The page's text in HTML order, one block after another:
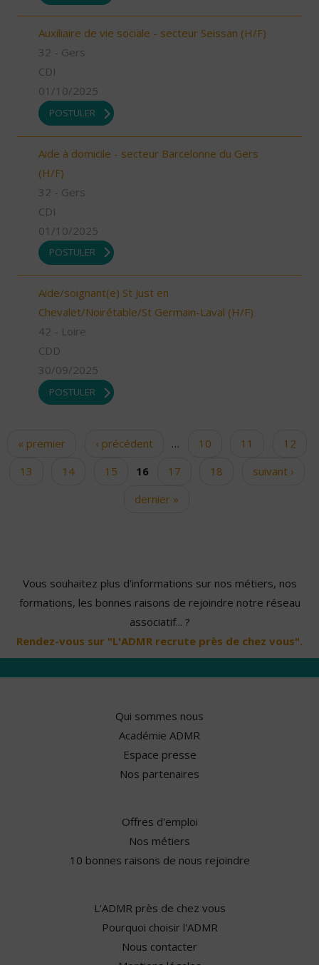
Auxiliaire de vie sociale - secteur Seissan (H/F)
32 - Gers
CDI
01/10/2025
POSTULER
Aide à domicile - secteur Barcelonne du Gers
(H/F)
32 - Gers
CDI
01/10/2025
POSTULER
Aide/soignant(e) St Just en
Chevalet/Noirétable/St Germain-Laval (H/F)
42 - Loire
CDD
30/09/2025
POSTULER
Pages
« premier ‹ précédent … 10 11
12
13
14 15 16 17 18
suivant ›
dernier »
Vous souhaitez plus d'informations sur nos métiers, nos
formations, les bonnes raisons de rejoindre notre réseau
associatif... ?
Rendez-vous sur "L'ADMR recrute près de chez vous".
Qui sommes nous
Académie ADMR
Espace presse
Nos partenaires
Offres d'emploi
Nos métiers
10 bonnes raisons de nous rejoindre
L'ADMR près de chez vous
Pourquoi choisir l'ADMR
Nous contacter